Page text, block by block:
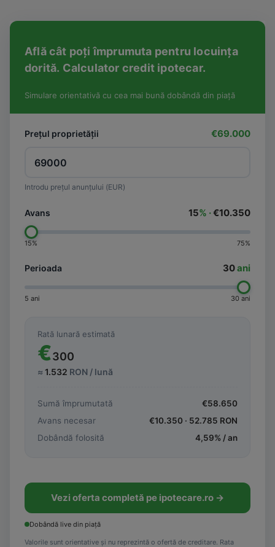
Află cât poți împrumuta pentru locuința
dorită. Calculator credit ipotecar.
Simulare orientativă cu cea mai bună dobândă din piață
Prețul proprietății €69.000
Introdu prețul anunțului (EUR)
Avans 15% ·€10.350
15% 75%
Perioada 30ani
5 ani 30 ani
Rată lunară estimată
€300
≈ 1.532 RON / lună
Sumă împrumutată €58.650
Avans necesar
€10.350 · 52.785 RON
Dobândă folosită
4,59% / an
Vezi oferta completă pe ipotecare.ro →
Dobândă live din piață
Valorile sunt orientative și nu reprezintă o ofertă de creditare. Rata